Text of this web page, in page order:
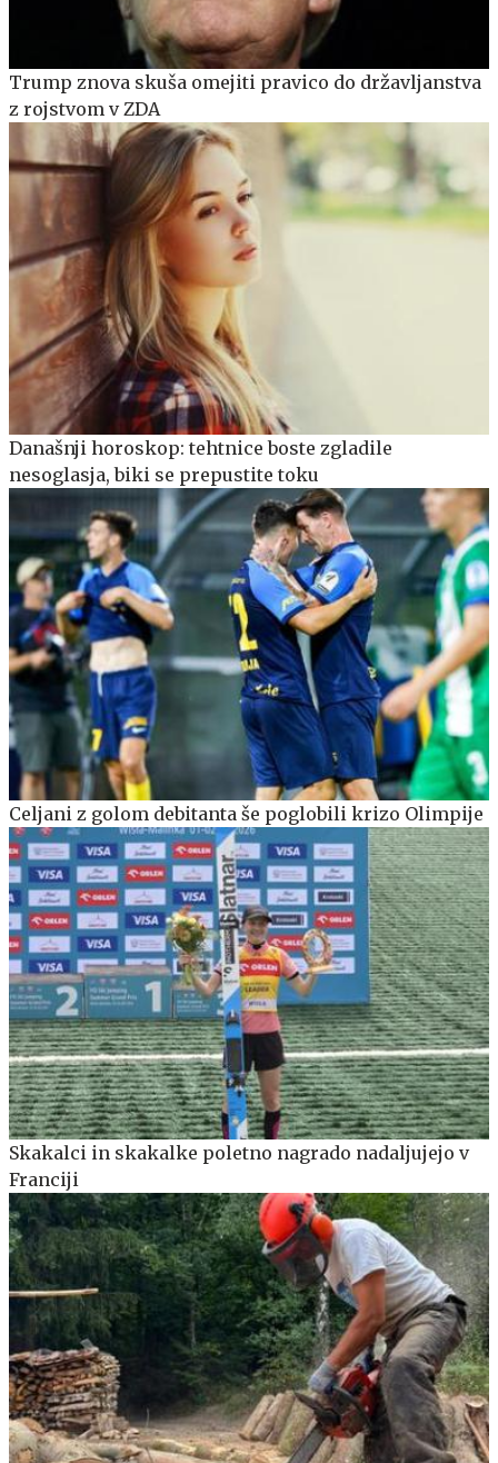
Trump znova skuša omejiti pravico do državljanstva
z rojstvom v ZDA
Današnji horoskop: tehtnice boste zgladile
nesoglasja, biki se prepustite toku
Celjani z golom debitanta še poglobili krizo Olimpije
Skakalci in skakalke poletno nagrado nadaljujejo v
Franciji